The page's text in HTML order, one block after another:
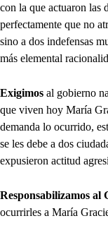
con la que actuaron las
perfectamente que no
sino a dos indefensas
más elemental
Exigimos al gobierno
que viven hoy María
demanda lo ocurrido,
se les debe a dos
expusieron actitud
Responsabilizamos al
ocurrirles a María